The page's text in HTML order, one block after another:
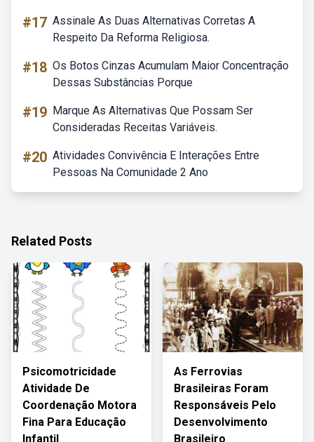
#17 Assinale As Duas Alternativas Corretas A
Respeito Da Reforma Religiosa.
#18 Os Botos Cinzas Acumulam Maior Concentração
Dessas Substâncias Porque
#19 Marque As Alternativas Que Possam Ser
Consideradas Receitas Variáveis.
#20 Atividades Convivência E Interações Entre
Pessoas Na Comunidade 2 Ano
Related Posts
Psicomotricidade
Atividade De
Coordenação Motora
Fina Para Educação
Infantil
As Ferrovias
Brasileiras Foram
Responsáveis Pelo
Desenvolvimento
Brasileiro